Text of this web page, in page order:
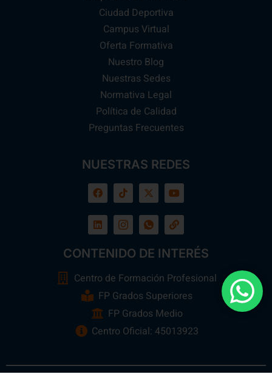
Ciudad Deportiva
Campus Virtual
Oferta Formativa
Nuestro Blog
Nuestras Sedes
Normativa Legal
Política de Calidad
Preguntas Frecuentes
NUESTRAS REDES
CONTENIDO DE INTERÉS
Centro de Formación Profesional
FP Grados Superiores
FP Grados Medio
Centro Oficial: 45013923